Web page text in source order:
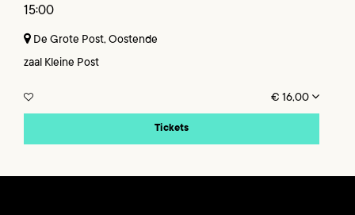
15:00
De Grote Post, Oostende
zaal Kleine Post
€ 16,00
Tickets